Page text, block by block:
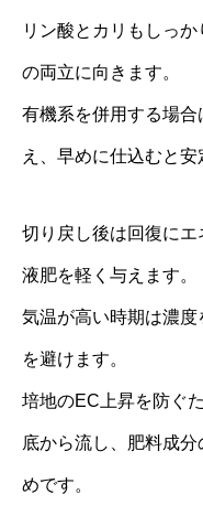
リン酸とカリもしっ
の両立に向きます。
有機系を併用する場合
え、早めに仕込むと安
切り戻し後は回復に
液肥を軽く与えます。
気温が高い時期は濃
を避けます。
培地のEC上昇を防ぐ
底から流し、肥料成
めです。